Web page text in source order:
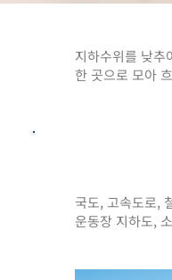
지하수위를 낮추
한 곳으로 모아
국도, 고속도로,
운동장 지하도,